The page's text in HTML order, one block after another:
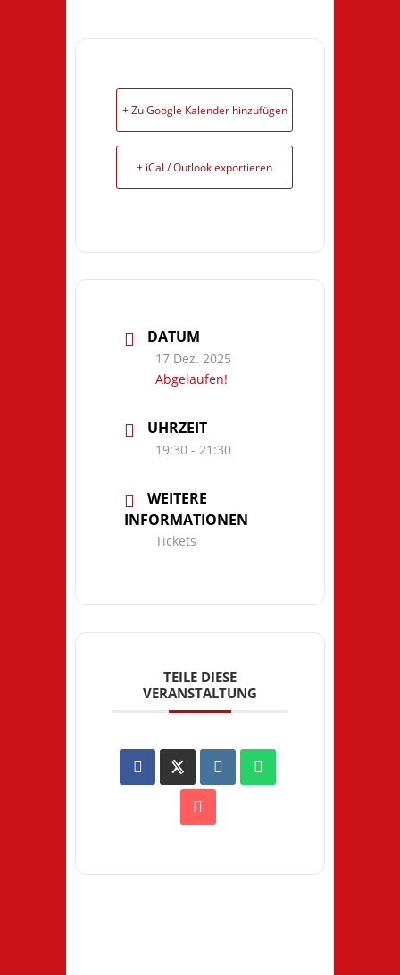
+ Zu Google Kalender hinzufügen
+ iCal / Outlook exportieren
DATUM
17 Dez. 2025
Abgelaufen!
UHRZEIT
19:30 - 21:30
WEITERE
INFORMATIONEN
Tickets
TEILE DIESE
VERANSTALTUNG